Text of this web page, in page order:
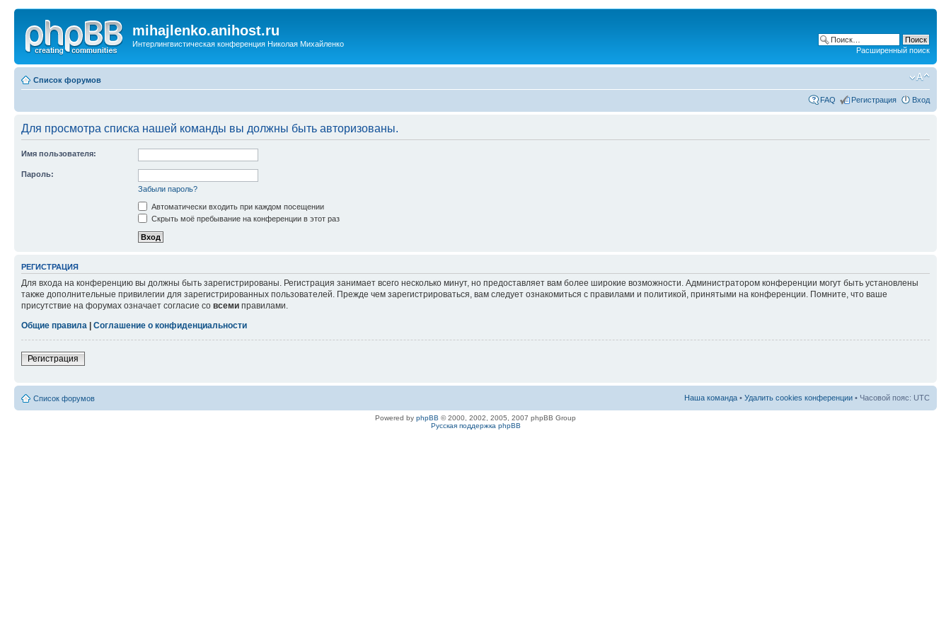
mihajlenko.anihost.ru
Интерлингвистическая конференция Николая Михайленко
Расширенный поиск
Список форумов
FAQ Регистрация Вход
Для просмотра списка нашей команды вы должны быть авторизованы.
Имя пользователя:
Пароль:
Забыли пароль?
Автоматически входить при каждом посещении
Скрыть моё пребывание на конференции в этот раз
РЕГИСТРАЦИЯ
Для входа на конференцию вы должны быть зарегистрированы. Регистрация занимает всего несколько минут, но предоставляет вам более широкие возможности. Администратором конференции могут быть установлены
также дополнительные привилегии для зарегистрированных пользователей. Прежде чем зарегистрироваться, вам следует ознакомиться с правилами и политикой, принятыми на конференции. Помните, что ваше
присутствие на форумах означает согласие со всеми правилами.
Общие правила
Соглашение о конфиденциальности
Регистрация
Список форумов Наша команда • Удалить cookies конференции • Часовой пояс: UTC
Powered by phpBB © 2000, 2002, 2005, 2007 phpBB Group
Русская поддержка phpBB